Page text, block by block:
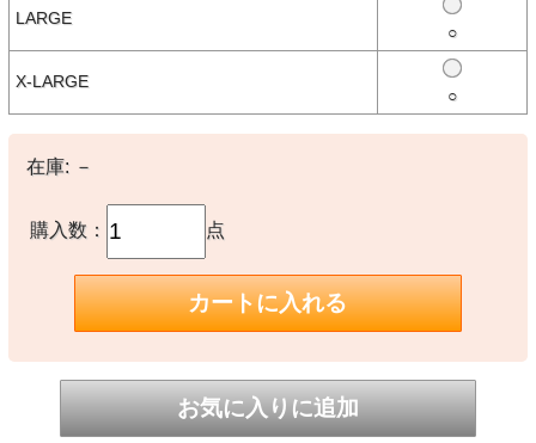
脇に接ぎ目がなく着心地の良い丸胴ボディを使用、撚りの強さが異な
る糸を編むことで不均一に現れるスラブ感に注目。 現代と比べ紡績
た、旧い時代の天竺ニットを彷彿させる仕上がりとなっている。
タイガーストライプを思わせるタイダイ染めに加え、メッセージ性の
あるプリントにも注目。
【素材】
○コットン100％
【生産国】
※撮影時の環境やご使用のPCモニター等の環境により実際の色味と
多少異なる場合があります。
生し、やむをえずご注文をキャンセルさせていただく場合がございま
す。完売や欠品の場合は大変ご迷惑をおかけしますが、予めご了承の
うえ注文いただきますようお願い申し上げます。
LARGE
○
X-LARGE
○
在庫: －
購入数： 点